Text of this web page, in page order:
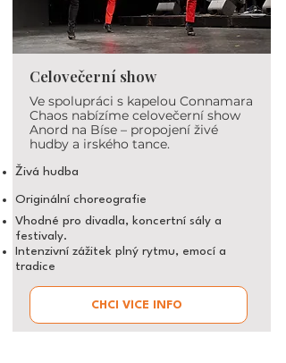
Celovečerní show
Ve spolupráci s kapelou Connamara
Chaos nabízíme celovečerní show
Anord na Bíse – propojení živé
hudby a irského tance.
Živá hudba
Originální choreografie
Vhodné pro divadla, koncertní sály a
festivaly.
Intenzivní zážitek plný rytmu, emocí a
tradice
CHCI VÍCE INFO